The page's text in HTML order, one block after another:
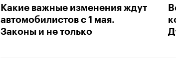
Какие важные изменения ждут
автомобилистов с 1 мая.
Законы и не только